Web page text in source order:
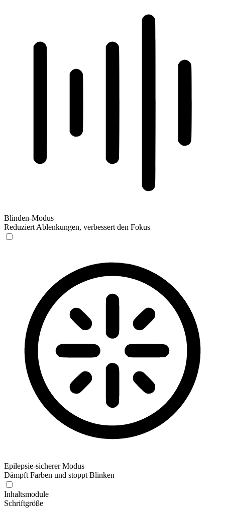
Blinden-Modus
Reduziert Ablenkungen, verbessert den Fokus
Epilepsie-sicherer Modus
Dämpft Farben und stoppt Blinken
Inhaltsmodule
Schriftgröße